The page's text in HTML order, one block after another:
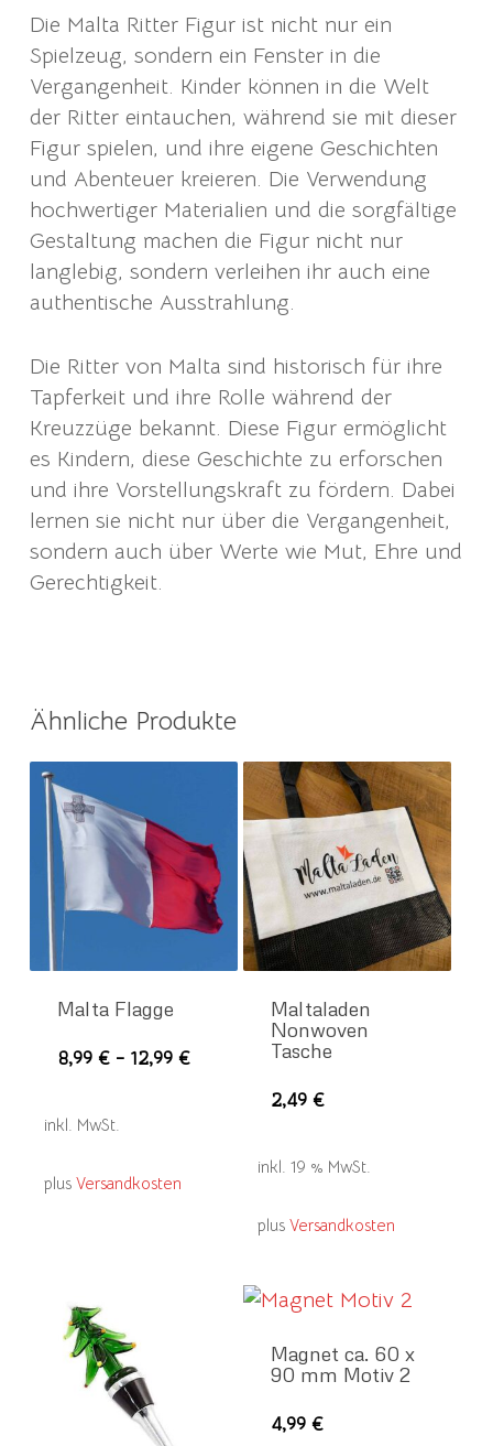
Die Malta Ritter Figur ist nicht nur ein
Spielzeug, sondern ein Fenster in die
Vergangenheit. Kinder können in die Welt
der Ritter eintauchen, während sie mit dieser
Figur spielen, und ihre eigene Geschichten
und Abenteuer kreieren. Die Verwendung
hochwertiger Materialien und die sorgfältige
Gestaltung machen die Figur nicht nur
langlebig, sondern verleihen ihr auch eine
authentische Ausstrahlung.
Die Ritter von Malta sind historisch für ihre
Tapferkeit und ihre Rolle während der
Kreuzzüge bekannt. Diese Figur ermöglicht
es Kindern, diese Geschichte zu erforschen
und ihre Vorstellungskraft zu fördern. Dabei
lernen sie nicht nur über die Vergangenheit,
sondern auch über Werte wie Mut, Ehre und
Gerechtigkeit.
Ähnliche Produkte
Malta Flagge
8,99€– 12,99€
Dieses
weist
Varianten
Die
können
gewählt
inkl. MwSt.
plus Versandkosten
Maltaladen
Nonwoven
Tasche
2,49€
inkl. 19 % MwSt.
plusVersandkosten
Magnet ca. 60 x
90 mm Motiv 2
4,99€